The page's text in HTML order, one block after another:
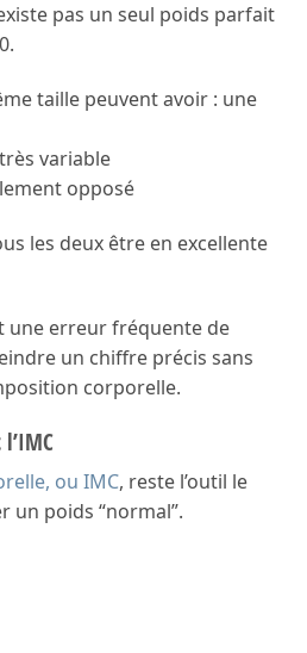
pas un seul poids parfait
taille peuvent avoir : une
variable
opposé
les deux être en excellente
une erreur fréquente de
un chiffre précis sans
corporelle.
ou IMC, reste l’outil le
un poids “normal”.